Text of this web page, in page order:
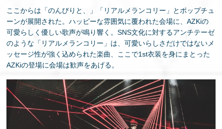
ここからは「のんびりと、」「リアルメランコリー」とポップチュ
ーンが展開された。ハッピーな雰囲気に覆われた会場に、AZKiの
可愛らしく優しい歌声が鳴り響く。SNS文化に対するアンチテーゼ
のような「リアルメランコリー」は、可愛いらしさだけではないメ
ッセージ性が強く込められた楽曲、ここで1st衣装を身にまとった
AZKiの登場に会場は歓声をあげる。